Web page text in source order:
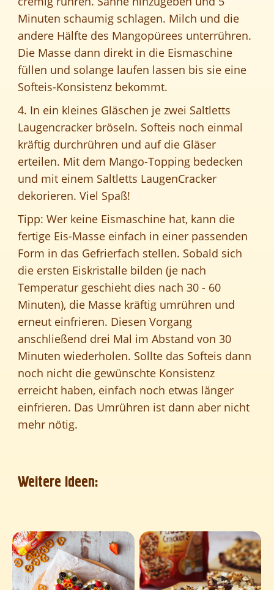
Minuten schaumig schlagen. Milch und die
andere Hälfte des Mangopürees unterrühren.
Die Masse dann direkt in die Eismaschine
füllen und solange laufen lassen bis sie eine
Softeis-Konsistenz bekommt.
4. In ein kleines Gläschen je zwei Saltletts
Laugencracker bröseln. Softeis noch einmal
kräftig durchrühren und auf die Gläser
erteilen. Mit dem Mango-Topping bedecken
und mit einem Saltletts LaugenCracker
dekorieren. Viel Spaß!
Tipp: Wer keine Eismaschine hat, kann die
fertige Eis-Masse einfach in einer passenden
Form in das Gefrierfach stellen. Sobald sich
die ersten Eiskristalle bilden (je nach
Temperatur geschieht dies nach 30 - 60
Minuten), die Masse kräftig umrühren und
erneut einfrieren. Diesen Vorgang
anschließend drei Mal im Abstand von 30
Minuten wiederholen. Sollte das Softeis dann
noch nicht die gewünschte Konsistenz
erreicht haben, einfach noch etwas länger
einfrieren. Das Umrühren ist dann aber nicht
mehr nötig.
Weitere Ideen: